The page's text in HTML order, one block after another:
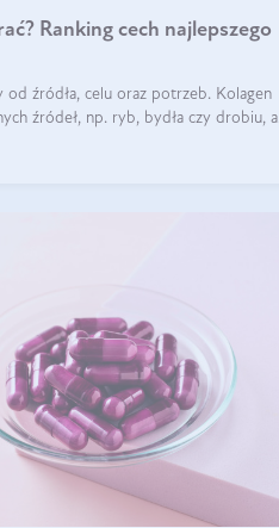
Ranking cech najlepszego
od źródła, celu oraz potrzeb. Kolagen
źródeł, np. ryb, bydła czy drobiu, a
a dla wspierania stawów — kolagen